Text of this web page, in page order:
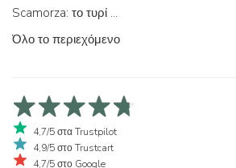
Scamorza: το τυρί ...
Όλο το περιεχόμενο
4,7/5 στα Trustpilot
4,9/5 στο Trustcart
4,7/5 στο Google